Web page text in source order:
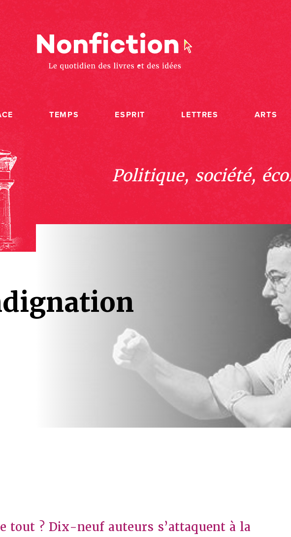
TEMPS ESPRIT LETTRES ARTS
Politique, société,
tout ? Dix-neuf auteurs s’attaquent à la